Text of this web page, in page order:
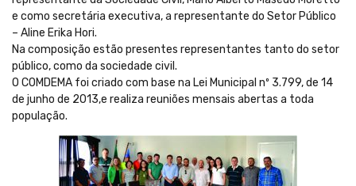
e como secretária executiva, a representante do Setor Público
– Aline Erika Hori.
Na composição estão presentes representantes tanto do setor
público, como da sociedade civil.
O COMDEMA foi criado com base na Lei Municipal nº 3.799, de 14
de junho de 2013,e realiza reuniões mensais abertas a toda
população.